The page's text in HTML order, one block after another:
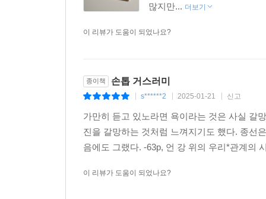
많지만... 더보기
이 리뷰가 도움이 되었나요?
종이책 손톱 거스러미
s******2 2025-01-21 신고
가만히 듣고 있노라면 욕이라는 것은 사실 갈
진을 갈망하는 것처럼 느껴지기도 했다. 종선
음에도 그랬다. -63p, 언 강 위의 우리*관계의
이 리뷰가 도움이 되었나요?